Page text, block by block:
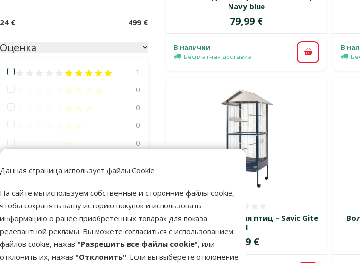
Данная страница использует файлы Cookie
На сайте мы используем собственные и сторонние файлы cookie,
чтобы сохранять вашу историю покупок и использовать
информацию о ранее приобретенных товарах для показа
релевантной рекламы. Вы можете согласиться с использованием
файлов cookie, нажав "Разрешить все файлы cookie", или
отклонить их, нажав "Отклонить". Если вы выберете отклонение
24 € 499 €
Оценка
Оценка 100%
1
Оценка 80%
0
Оценка 60%
0
Оценка 40%
0
Оценка 20%
0
Клетка с оборудованием
Да 11
Цвет
ЗеленыйСерый
Птица
Navy blue
Цена
79,99 €
В наличии
Бесплатная доставка
В корзину
В
Вольер/клетка для птиц – Savic Gite
1
Цена
349 €